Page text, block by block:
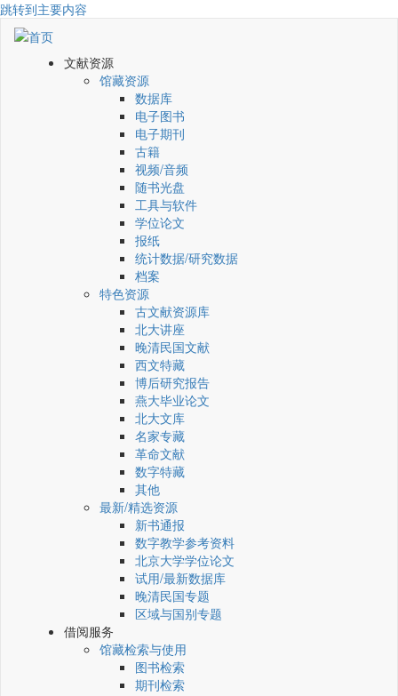
跳转到主要内容
文献资源
馆藏资源
数据库
电子图书
电子期刊
古籍
视频/音频
随书光盘
工具与软件
学位论文
报纸
统计数据/研究数据
档案
特色资源
古文献资源库
北大讲座
晚清民国文献
西文特藏
博后研究报告
燕大毕业论文
北大文库
名家专藏
革命文献
数字特藏
其他
最新/精选资源
新书通报
数字教学参考资料
北京大学学位论文
试用/最新数据库
晚清民国专题
区域与国别专题
借阅服务
馆藏检索与使用
图书检索
期刊检索